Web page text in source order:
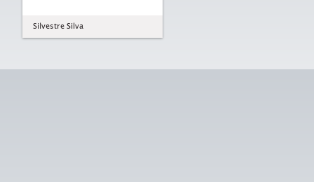
Silvestre Silva